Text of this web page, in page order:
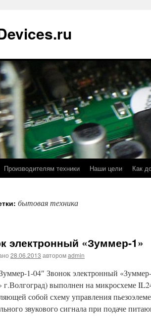
Производителям техники Наши цели Как
бытовая техника
электронный «Зуммер-1»
28.06.2013 авторомadmin
1-04″ Звонок электронный
г.Волгоград) выполнен на микросхеме
собой схему управления
звукового сигнала при подаче